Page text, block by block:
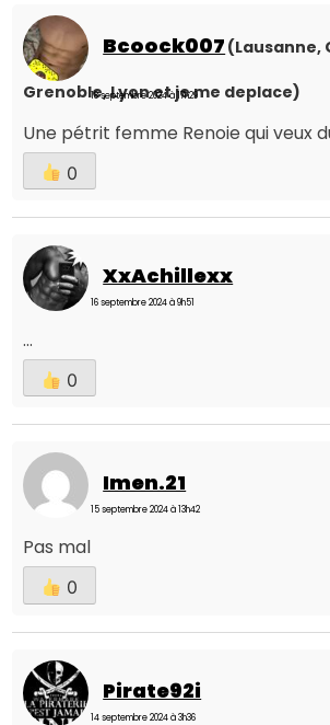
Bcoock007 (Lausanne,
Grenoble, Lyon et je me deplace)
18 septembre 2024 à 17h29
Une pétrit femme Renoie qui veux
0
XxAchillexx
16 septembre 2024 à 9h51
...
0
Imen.21
15 septembre 2024 à 13h42
Pas mal
0
Pirate92i
14 septembre 2024 à 3h36